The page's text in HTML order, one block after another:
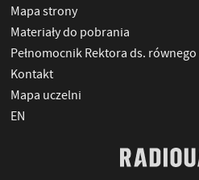
Mapa strony
Materiały do pobrania
Pełnomocnik Rektora ds.
Kontakt
Mapa uczelni
EN